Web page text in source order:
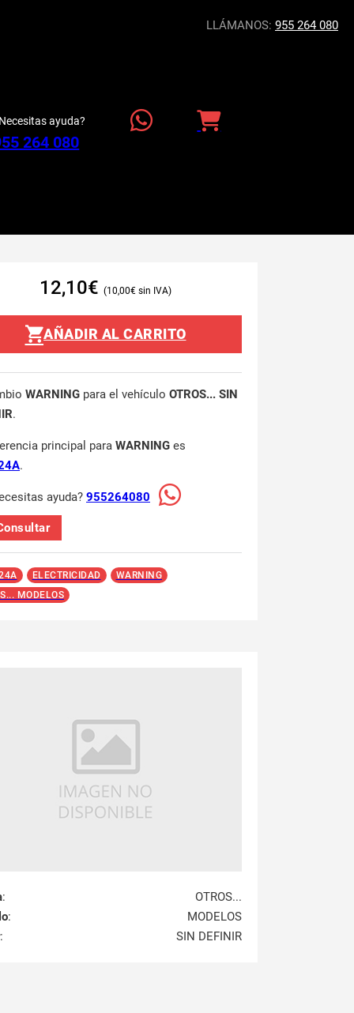
LLÁMANOS: 955 264 080
ayuda?
264 080
12,10€ 10,00€
AÑADIR AL CARRITO
WARNING para el vehículo OTROS... SIN
.
principal para WARNING es
.
ayuda? 955264080
ELECTRICIDAD
WARNING
MODELOS
:
OTROS...
:
MODELOS
: SIN DEFINIR